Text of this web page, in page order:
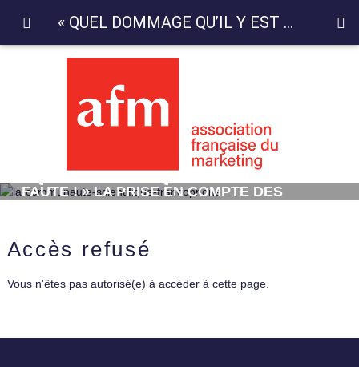
FAUTE ! » LA PRISE EN COMPTE DES
FAUTES PAR LES CONSOMMATEURS
Accès refusé
Vous n'êtes pas autorisé(e) à accéder à cette page.
« QUEL DOMMAGE QU’IL Y EST AUTANT DE FAUTE ! » LA PRISE EN COMPTE DES FAUTES PAR LES CONSOMMATEURS